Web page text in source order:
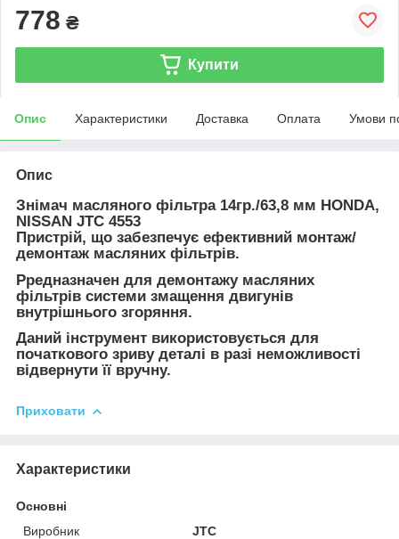
778 ₴
Купити
Опис Характеристики Доставка Оплата Умови
Опис
Знімач масляного фільтра 14гр./63,8 мм HONDA,
NISSAN JTC 4553
Пристрій, що забезпечує ефективний монтаж/
демонтаж масляних фільтрів.
Рредназначен для демонтажу масляних
фільтрів системи змащення двигунів
внутрішнього згоряння.
Даний інструмент використовується для
початкового зриву деталі в разі неможливості
відвернути її вручну.
Приховати
Характеристики
Основні
Виробник
JTC